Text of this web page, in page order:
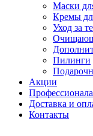
Маски
Кремы
Уход за
Пилинги
Акции
Доставка и
Контакты